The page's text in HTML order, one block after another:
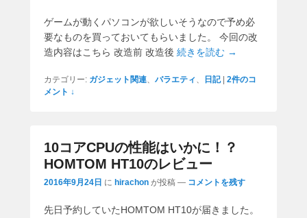
ゲームが動くパソコンが欲しいそうなので予め必
要なものを買っておいてもらいました。 今回の改
造内容はこちら 改造前 改造後 続きを読む →
カテゴリー: ガジェット関連、 バラエティ 、 日記 | 2件のコ
メント ↓
10コアCPUの性能はいかに！？
HOMTOM HT10のレビュー
2016年9月24日 に hirachon が投稿 — コメントを残す
先日予約していたHOMTOM HT10が届きました。